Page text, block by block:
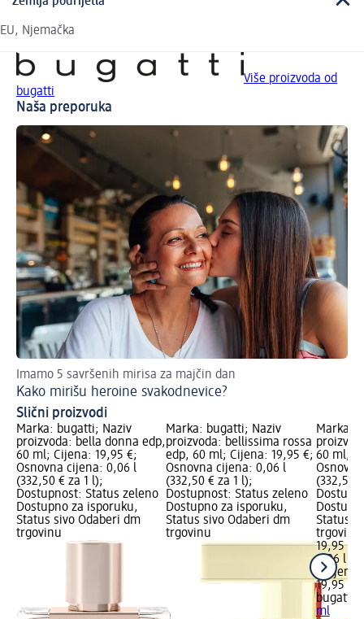
EU, Njemačka
Više proizvoda od
bugatti
Naša preporuka
Imamo 5 savršenih mirisa za majčin dan
Kako mirišu heroine svakodnevice?
Slični proizvodi
Marka: bugatti; Naziv
proizvoda: bella donna edp,
60 ml; Cijena: 19,95 €;
Osnovna cijena: 0,06 l
(332,50 € za 1 l);
Dostupnost: Status zeleno
Dostupno za isporuku,
Status sivo Odaberi dm
trgovinu
Marka: bugatti; Naziv
proizvoda: bellissima rossa
edp, 60 ml; Cijena: 19,95 €;
Osnovna cijena: 0,06 l
(332,50 € za 1 l);
Dostupnost: Status zeleno
Dostupno za isporuku,
Status sivo Odaberi dm
trgovinu
Marka:
60 ml;
(332,50
Status
trgovinu
19,95 €
0,06 l
l)Cijena
19,95 €
bugatti
ml